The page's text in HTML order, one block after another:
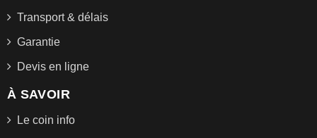
Transport & délais
Garantie
Devis en ligne
À SAVOIR
Le coin info